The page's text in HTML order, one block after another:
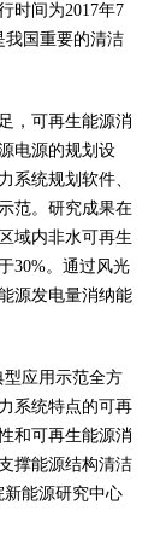
时间为2017年7
我国重要的清洁
，可再生能源消
电源的规划设
系统规划软件、
范。研究成果在
域内非水可再生
30%。通过风光
源发电量消纳能
型应用示范全方
系统特点的可再
和可再生能源消
撑能源结构清洁
新能源研究中心